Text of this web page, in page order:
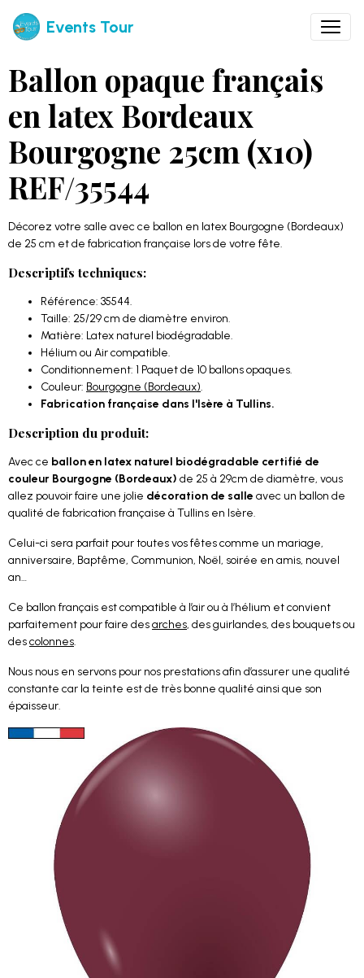
Events Tour
Ballon opaque français
en latex Bordeaux
Bourgogne 25cm (x10)
REF/35544
Décorez votre salle avec ce ballon en latex Bourgogne (Bordeaux)
de 25 cm et de fabrication française lors de votre fête.
Descriptifs techniques:
Référence: 35544.
Taille: 25/29 cm de diamètre environ.
Matière: Latex naturel biodégradable.
Hélium ou Air compatible.
Conditionnement: 1 Paquet de 10 ballons opaques.
Couleur: Bourgogne (Bordeaux).
Fabrication française dans l'Isère à Tullins.
Description du produit:
Avec ce ballon en latex naturel biodégradable certifié de
couleur Bourgogne (Bordeaux) de 25 à 29cm de diamètre, vous
allez pouvoir faire une jolie décoration de salle avec un ballon de
qualité de fabrication française à Tullins en Isère.
Celui-ci sera parfait pour toutes vos fêtes comme un mariage,
anniversaire, Baptême, Communion, Noël, soirée en amis, nouvel
an…
Ce ballon français est compatible à l’air ou à l’hélium et convient
parfaitement pour faire desarches, des guirlandes, des bouquets ou
descolonnes.
Nous nous en servons pour nos prestations afin d’assurer une qualité
constante car la teinte est de très bonne qualité ainsi que son
épaisseur.